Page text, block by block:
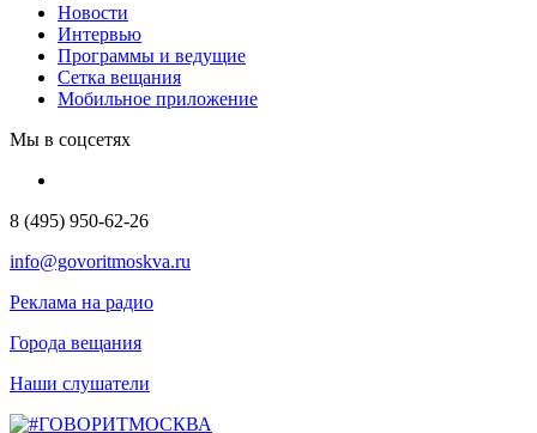
Новости
Интервью
Программы и ведущие
Сетка вещания
Мобильное приложение
Мы в соцсетях
8 (495) 950-62-26
info@govoritmoskva.ru
Реклама на радио
Города вещания
Наши слушатели